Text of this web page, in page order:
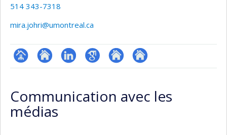
514 343-7318
mira.johri@umontreal.ca
Page
(faculté,département,école)
Site
de
l’unité
de
LinkedInGoogleAutre
web
Autre
web
Communication avec les
médias